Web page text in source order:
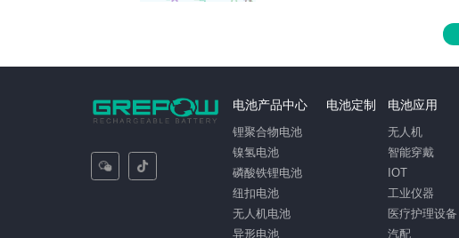
电池产品中心
锂聚合物电池
镍氢电池
磷酸铁锂电池
纽扣电池
无人机电池
异形电池
电池定制 电池应用
无人机
智能穿戴
IOT
工业仪器
医疗护理设备
汽配